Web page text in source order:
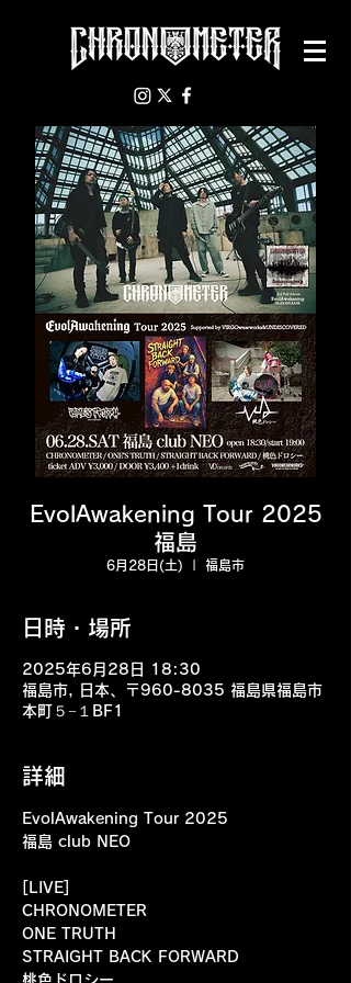
EvolAwakening Tour 2025
福島
6月28日(土) 福島市
日時・場所
2025年6月28日 18:30
福島市, 日本、〒960-8035 福島県福島市
本町５−１BF1
詳細
EvolAwakening Tour 2025
福島 club NEO
[LIVE]
CHRONOMETER
ONE TRUTH
STRAIGHT BACK FORWARD
桃色ドロシー